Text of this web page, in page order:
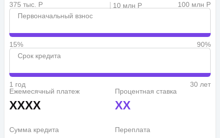
375 тыс. Р 10 млн Р
100 млн Р
Первоначальный взнос
15%
90%
Срок кредита
1 год
30 лет
Ежемесячный платеж
XXXX
Процентная ставка
XX
Сумма кредита Переплата